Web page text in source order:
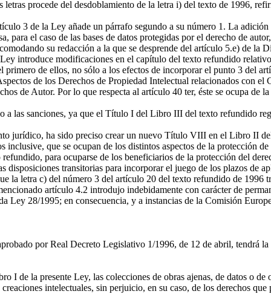
procede del desdoblamiento de la letra i) del texto de 1996,
3 de la Ley añade un párrafo segundo a su número 1. La
para el caso de las bases de datos protegidas por el derecho de
su redacción a la que se desprende del artículo 5.e) de la
introduce modificaciones en el capítulo del texto refundido
de ellos, no sólo a los efectos de incorporar el punto 3 del
de los Derechos de Propiedad Intelectual relacionados con
de Autor. Por lo que respecta al artículo 40 ter, éste se ocupa de
las sanciones, ya que el Título I del Libro III del texto refundido
jurídico, ha sido preciso crear un nuevo Título VIII en el Libro II
que se ocupan de los distintos aspectos de la protección de
para ocuparse de los beneficiarios de la protección del
transitorias para incorporar el juego de los plazos de
la letra c) del número 3 del artículo 20 del texto refundido de 1996
artículo 4.2 introdujo indebidamente con carácter de
Ley 28/1995; en consecuencia, y a instancias de la Comisión
por Real Decreto Legislativo 1/1996, de 12 de abril, tendrá la
I de la presente Ley, las colecciones de obras ajenas, de datos o de
intelectuales, sin perjuicio, en su caso, de los derechos